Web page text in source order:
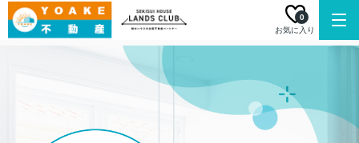
お気に入り
0